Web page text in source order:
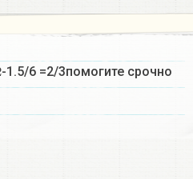
-1.5/6 =2/3помогите срочно​